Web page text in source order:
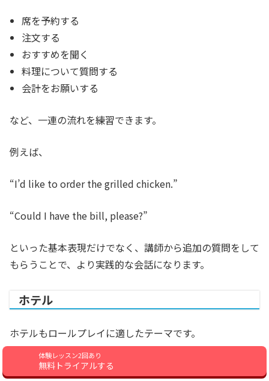
体験レッスン2回あり
無料トライアルする
席を予約する
注文する
おすすめを聞く
料理について質問する
会計をお願いする
など、一連の流れを練習できます。
例えば、
“I’d like to order the grilled chicken.”
“Could I have the bill, please?”
といった基本表現だけでなく、講師から追加の質問をして
もらうことで、より実践的な会話になります。
ホテル
ホテルもロールプレイに適したテーマです。
練習したい内容としては、